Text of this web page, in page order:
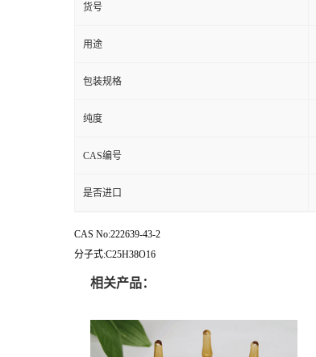
货号
用途
包装规格
纯度
CAS编号
是否进口
CAS No:222639-43-2
分子式:C25H38O16
相关产品：